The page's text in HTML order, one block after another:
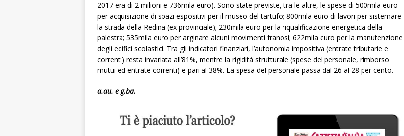
2017 era di 2 milioni e 736mila euro). Sono state previste, tra le altre, le spese di 500mila euro
per acquisizione di spazi espositivi per il museo del tartufo; 800mila euro di lavori per sistemare
la strada della Redina (ex provinciale); 230mila euro per la riqualificazione energetica della
palestra; 535mila euro per arginare alcuni movimenti franosi; 622mila euro per la manutenzione
degli edifici scolastici. Tra gli indicatori finanziari, l’autonomia impositiva (entrate tributarie e
correnti) resta invariata all’81%, mentre la rigidità strutturale (spese del personale, rimborso
mutui ed entrate correnti) è pari al 38%. La spesa del personale passa dal 26 al 28 per cento.
a.au. e g.ba.